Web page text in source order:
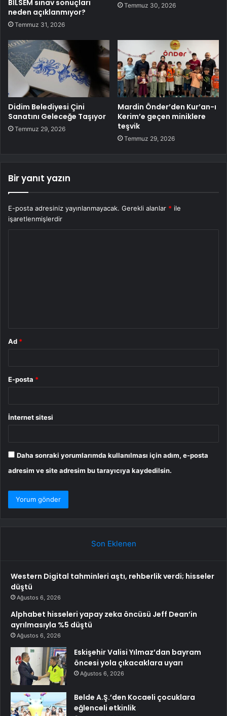
BİLSEM sınav sonuçları
neden açıklanmıyor?
Temmuz 31, 2026
Temmuz 30, 2026
Didim Belediyesi Çini
Sanatını Geleceğe Taşıyor
Temmuz 29, 2026
Mardin Önder’den Kur’an-ı
Kerim’e geçen miniklere
teşvik
Temmuz 29, 2026
Bir yanıt yazın
E-posta adresiniz yayınlanmayacak. Gerekli alanlar * ile
işaretlenmişlerdir
Ad *
E-posta *
İnternet sitesi
Daha sonraki yorumlarımda kullanılması için adım, e-posta
adresim ve site adresim bu tarayıcıya kaydedilsin.
Son Eklenen
Western Digital tahminleri aştı, rehberlik verdi; hisseler
düştü
Ağustos 6, 2026
Alphabet hisseleri yapay zeka öncüsü Jeff Dean’in
ayrılmasıyla %5 düştü
Ağustos 6, 2026
Eskişehir Valisi Yılmaz’dan bayram
öncesi yola çıkacaklara uyarı
Ağustos 6, 2026
Belde A.Ş.’den Kocaeli çocuklara
eğlenceli etkinlik